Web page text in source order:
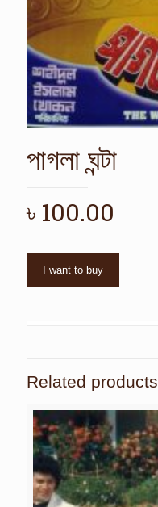
পাগলা ঘন্টা
৳ 100.00
I want to buy
Related products